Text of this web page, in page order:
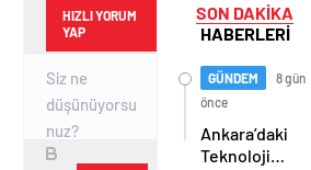
HIZLI YORUM
YAP
SON DAKİKA
HABERLERİ
GÜNDEM
8 gün
önce
Ankara’daki
Teknoloji